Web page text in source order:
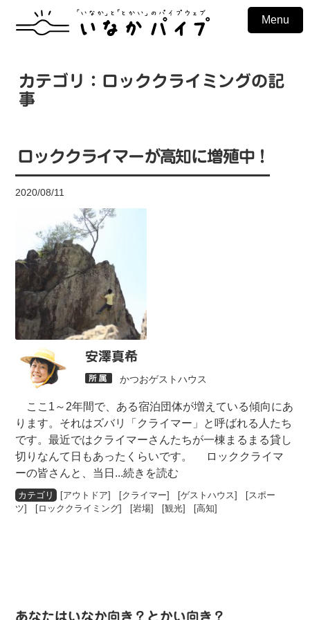
Menu
カテゴリ：ロッククライミングの記
事
ロッククライマーが高知に増殖中！
2020/08/11
安澤真希
かつおゲストハウス
ここ1～2年間で、ある宿泊団体が増えている傾向にあ
ります。それはズバリ「クライマー」と呼ばれる人たち
です。最近ではクライマーさんたちが一棟まるまる貸し
切りなんて日もあったくらいです。 ロッククライマ
ーの皆さんと、当日 ...続きを読む
[アウトドア] [クライマー] [ゲストハウス] [スポー
ツ] [ロッククライミング] [岩場] [観光] [高知]
あなたはいなか向き？とかい向き？